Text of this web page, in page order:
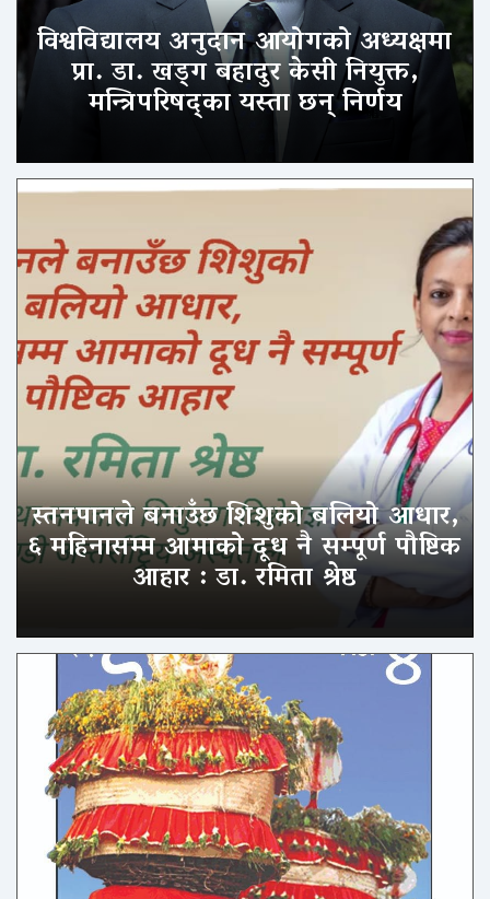
विश्वविद्यालय अनुदान आयोगको अध्यक्षमा
प्रा. डा. खड्ग बहादुर केसी नियुक्त,
मन्त्रिपरिषद्का यस्ता छन् निर्णय
स्तनपानले बनाउँछ शिशुको बलियो आधार,
६ महिनासम्म आमाको दूध नै सम्पूर्ण पौष्टिक
आहार : डा. रमिता श्रेष्ठ